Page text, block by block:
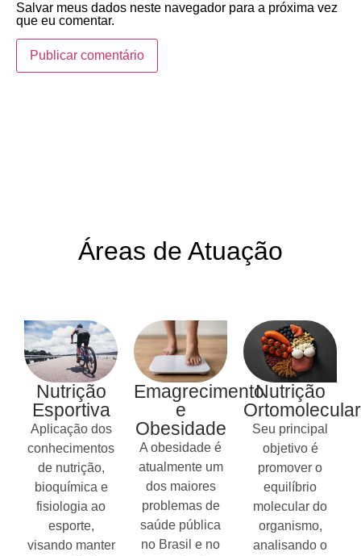
Salvar meus dados neste navegador para a próxima vez
que eu comentar.
Áreas de Atuação
Nutrição
Esportiva
Aplicação dos
conhecimentos
de nutrição,
bioquímica e
fisiologia ao
esporte,
visando manter
Emagrecimento
e
Obesidade
A obesidade é
atualmente um
dos maiores
problemas de
saúde pública
no Brasil e no
Nutrição
Ortomolecular
Seu principal
objetivo é
promover o
equilíbrio
molecular do
organismo,
analisando o